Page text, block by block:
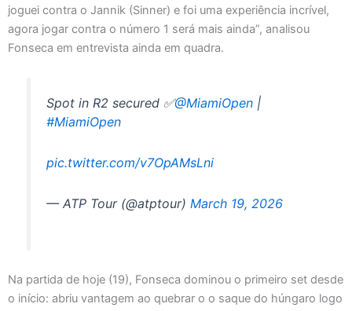
joguei contra o Jannik (Sinner) e foi uma experiência incrível,
agora jogar contra o número 1 será mais ainda”, analisou
Fonseca em entrevista ainda em quadra.
Spot in R2 secured ✅@MiamiOpen |
#MiamiOpen
pic.twitter.com/v7OpAMsLni
— ATP Tour (@atptour) March 19, 2026
Na partida de hoje (19), Fonseca dominou o primeiro set desde
o início: abriu vantagem ao quebrar o o saque do húngaro logo